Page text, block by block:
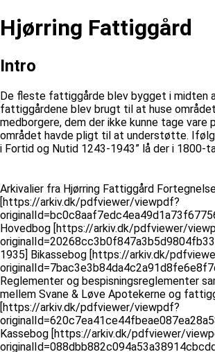
Hjørring Fattiggård
Intro
De fleste fattiggårde blev bygget i midten
fattiggårdene blev brugt til at huse
medborgere, dem der ikke kunne tage vare
området havde pligt til at understøtte.
i Fortid og Nutid 1243-1943” lå der i 1800-
Arkivalier fra Hjørring Fattiggård
[https://arkiv.dk/pdfviewer/viewpdf?
Hovedbog [https://arkiv.dk/pdfviewer/
1935] Bikassebog [https://arkiv.dk/
Reglementer og bespisningsreglementer
mellem Svane & Løve Apotekerne og
[https://arkiv.dk/pdfviewer/viewpdf?
Kassebog [https://arkiv.dk/pdfviewer/